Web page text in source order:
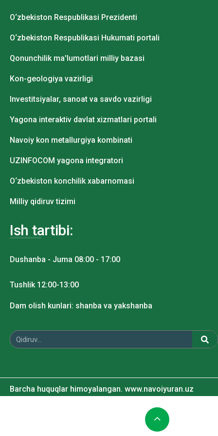
O‘zbekiston Respublikasi Prezidenti
O‘zbekiston Respublikasi Hukumati portali
Qonunchilik ma'lumotlari milliy bazasi
Kon-geologiya vazirligi
Investitsiyalar, sanoat va savdo vazirligi
Yagona interaktiv davlat xizmatlari portali
Navoiy kon metallurgiya kombinati
UZINFOCOM yagona integratori
O‘zbekiston konchilik xabarnomasi
Milliy qidiruv tizimi
Ish tartibi:
Dushanba - Juma 08:00 - 17:00
Tushlik 12:00-13:00
Dam olish kunlari: shanba va yakshanba
Barcha huquqlar himoyalangan. www.navoiyuran.uz